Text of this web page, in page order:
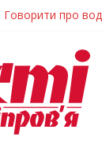
Лікар – на
Пошуки
Ветерани
Говорити про